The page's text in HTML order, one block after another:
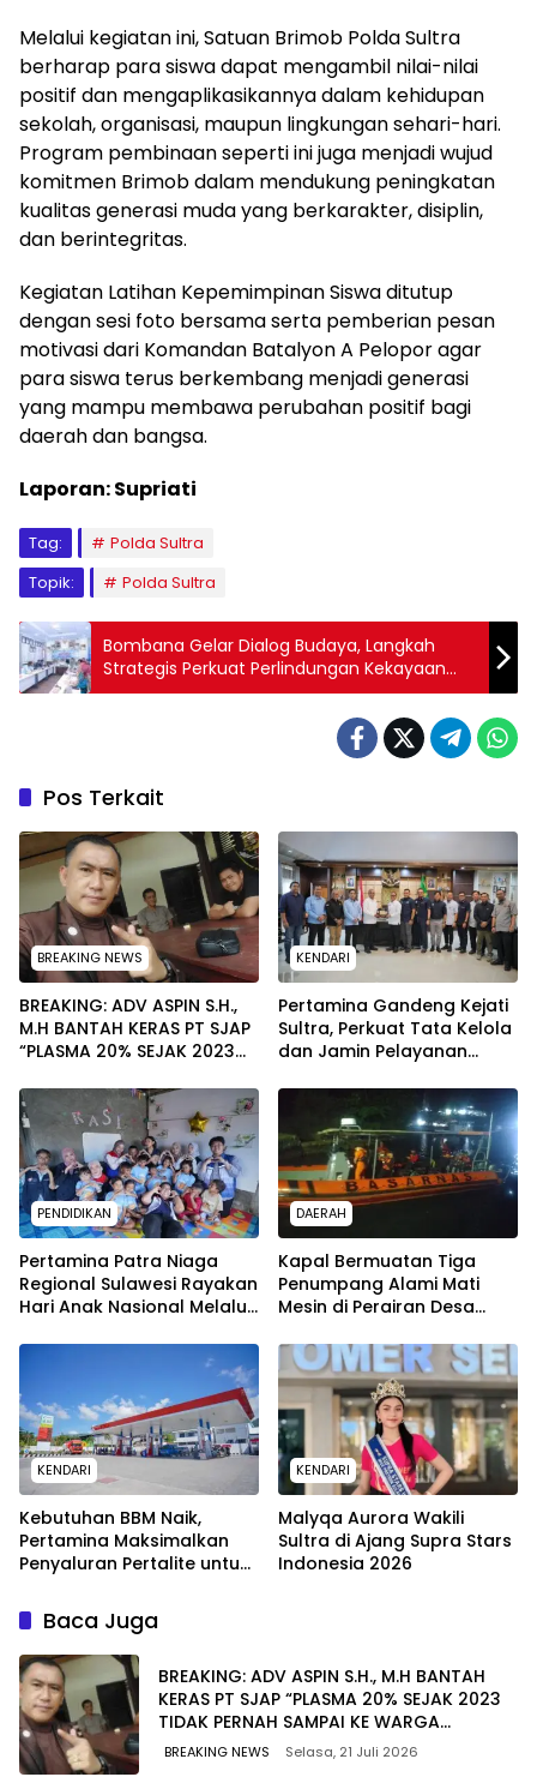
Melalui kegiatan ini, Satuan Brimob Polda Sultra
berharap para siswa dapat mengambil nilai-nilai
positif dan mengaplikasikannya dalam kehidupan
sekolah, organisasi, maupun lingkungan sehari-hari.
Program pembinaan seperti ini juga menjadi wujud
komitmen Brimob dalam mendukung peningkatan
kualitas generasi muda yang berkarakter, disiplin,
dan berintegritas.
Kegiatan Latihan Kepemimpinan Siswa ditutup
dengan sesi foto bersama serta pemberian pesan
motivasi dari Komandan Batalyon A Pelopor agar
para siswa terus berkembang menjadi generasi
yang mampu membawa perubahan positif bagi
daerah dan bangsa.
Laporan: Supriati
Tag:
Polda Sultra
Topik:
Polda Sultra
Bombana Gelar Dialog Budaya, Langkah
Strategis Perkuat Perlindungan Kekayaan
Intelektual
Pos Terkait
BREAKING NEWS
BREAKING: ADV ASPIN S.H.,
M.H BANTAH KERAS PT SJAP
“PLASMA 20% SEJAK 2023
WARGA WAWOONE!
KENDARI
Pertamina Gandeng Kejati
Sultra, Perkuat Tata Kelola
dan Jamin Pelayanan
PENDIDIKAN
Pertamina Patra Niaga
Regional Sulawesi Rayakan
Hari Anak Nasional Melalui
Tumbuh Generasi Penjaga
DAERAH
Kapal Bermuatan Tiga
Penumpang Alami Mati
Mesin di Perairan Desa
Dikerahkan
KENDARI
Kebutuhan BBM Naik,
Pertamina Maksimalkan
Penyaluran Pertalite untuk
KENDARI
Malyqa Aurora Wakili
Sultra di Ajang Supra Stars
Indonesia 2026
Baca Juga
BREAKING: ADV ASPIN S.H., M.H BANTAH
KERAS PT SJAP “PLASMA 20% SEJAK 2023
TIDAK PERNAH SAMPAI KE WARGA
WAWOONE!
BREAKING NEWS Selasa, 21 Juli 2026